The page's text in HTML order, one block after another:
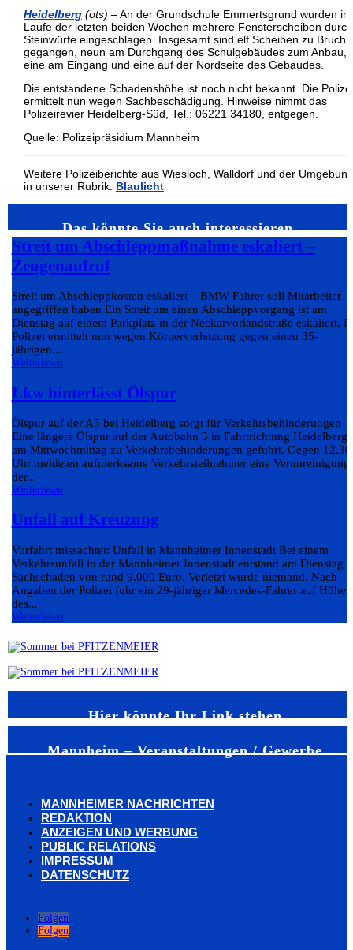
Heidelberg (ots) – An der Grundschule Emmertsgrund wurden im
Laufe der letzten beiden Wochen mehrere Fensterscheiben durch
Steinwürfe eingeschlagen. Insgesamt sind elf Scheiben zu Bruch
gegangen, neun am Durchgang des Schulgebäudes zum Anbau,
eine am Eingang und eine auf der Nordseite des Gebäudes.
Die entstandene Schadenshöhe ist noch nicht bekannt. Die Polizei
ermittelt nun wegen Sachbeschädigung. Hinweise nimmt das
Polizeirevier Heidelberg-Süd, Tel.: 06221 34180, entgegen.
Quelle: Polizeipräsidium Mannheim
Weitere Polizeiberichte aus Wiesloch, Walldorf und der Umgebung
in unserer Rubrik: Blaulicht
Das könnte Sie auch interessieren…
Streit um Abschleppmaßnahme eskaliert –
Zeugenaufruf
Streit um Abschleppkosten eskaliert – BMW-Fahrer soll Mitarbeiter
angegriffen haben Ein Streit um einen Abschleppvorgang ist am
Dienstag auf einem Parkplatz in der Neckarvorlandstraße eskaliert.
Polizei ermittelt nun wegen Körperverletzung gegen einen 35-
jährigen...
Weiterlesen
Lkw hinterlässt Ölspur
Ölspur auf der A5 bei Heidelberg sorgt für Verkehrsbehinderungen
Eine längere Ölspur auf der Autobahn 5 in Fahrtrichtung Heidelberg
am Mittwochmittag zu Verkehrsbehinderungen geführt. Gegen 12.30
Uhr meldeten aufmerksame Verkehrsteilnehmer eine Verunreinigung
der...
Weiterlesen
Unfall auf Kreuzung
Vorfahrt missachtet: Unfall in Mannheimer Innenstadt Bei einem
Verkehrsunfall in der Mannheimer Innenstadt entstand am Dienstag
Sachschaden von rund 9.000 Euro. Verletzt wurde niemand. Nach
Angaben der Polizei fuhr ein 29-jähriger Mercedes-Fahrer auf Höhe
des...
Weiterlesen
Hier könnte Ihr Link stehen
Mannheim – Veranstaltungen / Gewerbe
MANNHEIMER NACHRICHTEN
REDAKTION
ANZEIGEN UND WERBUNG
PUBLIC RELATIONS
IMPRESSUM
DATENSCHUTZ
Folgen
Folgen